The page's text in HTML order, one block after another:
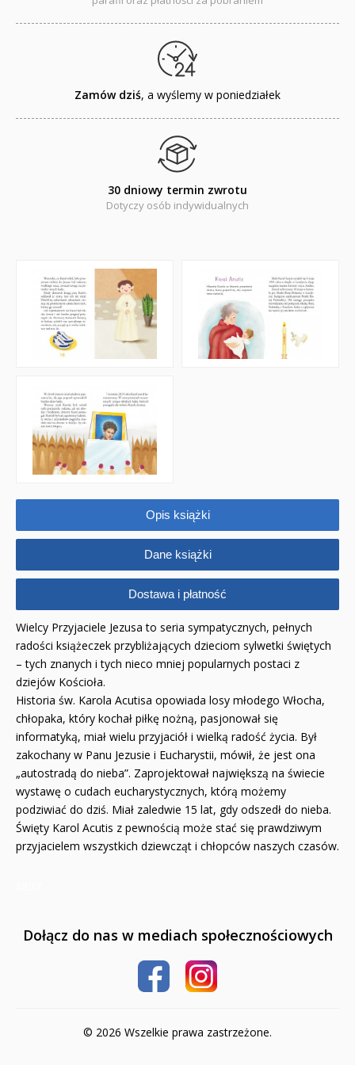
Teologia
ZAPOWIEDZI
KAKADU - książki interaktywne z piórem
JUPI JO! - książki kartonowe dla najmłodszych
POP-UP
Albumy pamiątkowe
Baśnie, bajki
Cecylka Knedelek
Encyklopedie, leksykony
Edukacja przyrodnicza - Życie bez granic
Emocje i wartości
Kreatywne zabawy
Książki religijne dla dzieci
Komiksy
Pomoce dydaktyczne
Naklejki
Puzzle
Promocje
Zamów dziś, a wyślemy w poniedziałek
30 dniowy termin zwrotu
Dotyczy osób indywidualnych
Opis książki
Dane książki
Dostawa i płatność
Wielcy Przyjaciele Jezusa to seria sympatycznych, pełnych
radości książeczek przybliżających dzieciom sylwetki świętych
– tych znanych i tych nieco mniej popularnych postaci z
dziejów Kościoła.
Historia św. Karola Acutisa opowiada losy młodego Włocha,
chłopaka, który kochał piłkę nożną, pasjonował się
informatyką, miał wielu przyjaciół i wielką radość życia. Był
zakochany w Panu Jezusie i Eucharystii, mówił, że jest ona
„autostradą do nieba”. Zaprojektował największą na świecie
wystawę o cudach eucharystycznych, którą możemy
podziwiać do dziś. Miał zaledwie 15 lat, gdy odszedł do nieba.
Święty Karol Acutis z pewnością może stać się prawdziwym
przyjacielem wszystkich dziewcząt i chłopców naszych czasów.
Dołącz do nas w mediach społecznościowych
© 2026 Wszelkie prawa zastrzeżone.